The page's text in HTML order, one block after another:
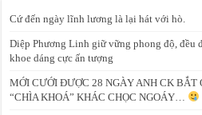
Cứ đến ngày lĩnh lương là lại hát với hò.
Diệp Phương Linh giữ vững phong độ, đều
khoe dáng cực ấn tượng
MỚI CƯỚI ĐƯỢC 28 NGÀY ANH CK BẮT
“CHÌA KHOÁ” KHÁC CHỌC NGOÁY…